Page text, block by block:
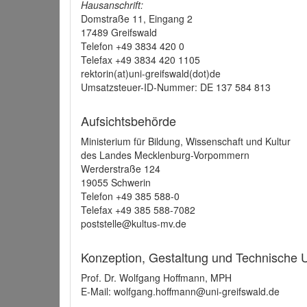
Hausanschrift:
Domstraße 11, Eingang 2
17489 Greifswald
Telefon +49 3834 420 0
Telefax +49 3834 420 1105
rektorin(at)uni-greifswald(dot)de
Umsatzsteuer-ID-Nummer: DE 137 584 813
Aufsichtsbehörde
Ministerium für Bildung, Wissenschaft und Kultur
des Landes Mecklenburg-Vorpommern
Werderstraße 124
19055 Schwerin
Telefon +49 385 588-0
Telefax +49 385 588-7082
poststelle@kultus-mv.de
Konzeption, Gestaltung und Technische
Prof. Dr. Wolfgang Hoffmann, MPH
E-Mail: wolfgang.hoffmann@uni-greifswald.de